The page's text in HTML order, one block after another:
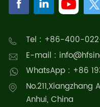
Tel : +86-400-
E-mail :
WhatsApp : +86
Anhui, China